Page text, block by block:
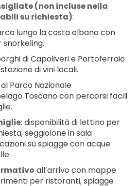
(non incluse nella
su richiesta):
lungo la costa elbana con
di Capoliveri e Portoferraio
di vini locali.
Parco Nazionale
Toscano con percorsi facili
: disponibilità di lettino per
seggiolone in sala
su spiagge con acque
all’arrivo con mappe
per ristoranti, spiagge